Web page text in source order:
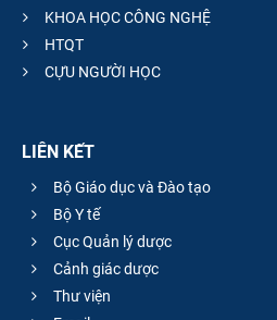
KHOA HỌC CÔNG NGHỆ
HTQT
CỰU NGƯỜI HỌC
LIÊN KẾT
Bộ Giáo dục và Đào tạo
Bộ Y tế
Cục Quản lý dược
Cảnh giác dược
Thư viện